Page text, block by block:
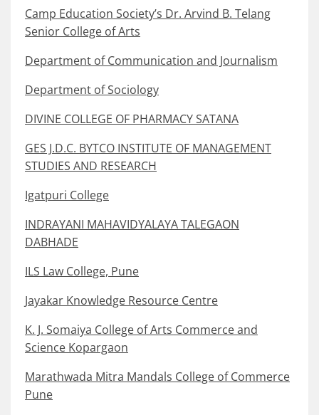
Camp Education Society’s Dr. Arvind B. Telang
Senior College of Arts
Department of Communication and Journalism
Department of Sociology
DIVINE COLLEGE OF PHARMACY SATANA
GES J.D.C. BYTCO INSTITUTE OF MANAGEMENT
STUDIES AND RESEARCH
Igatpuri College
INDRAYANI MAHAVIDYALAYA TALEGAON
DABHADE
ILS Law College, Pune
Jayakar Knowledge Resource Centre
K. J. Somaiya College of Arts Commerce and
Science Kopargaon
Marathwada Mitra Mandals College of Commerce
Pune